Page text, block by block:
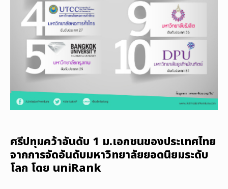
ศรีปทุมคว้าอันดับ 1 ม.เอกชนของประเทศไทย
จากการจัดอันดับมหาวิทยาลัยยอดนิยมระดับ
โลก โดย uniRank